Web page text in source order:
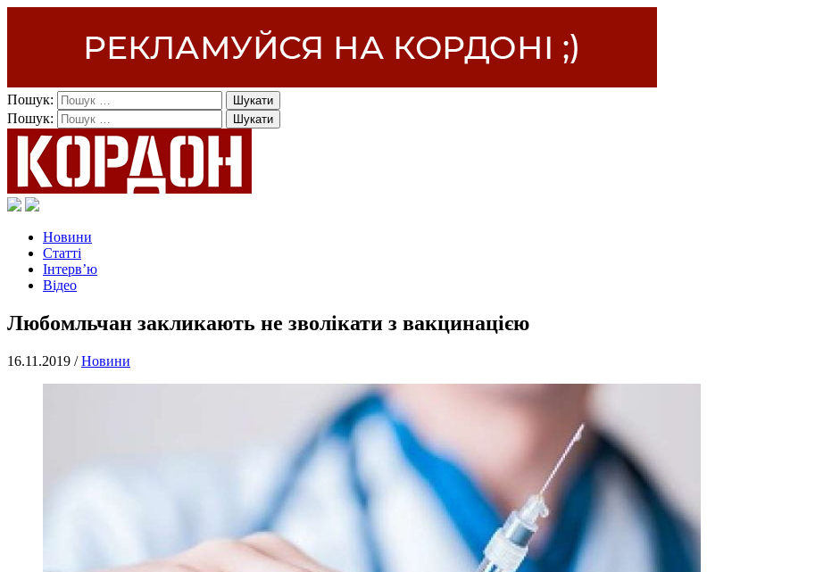
Пошук:
Пошук:
Новини
Статті
Інтерв’ю
Відео
Любомльчан закликають не зволікати з вакцинацією
16.11.2019 /Новини